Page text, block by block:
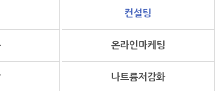
컨설팅
온라인마케팅
나트륨저감화